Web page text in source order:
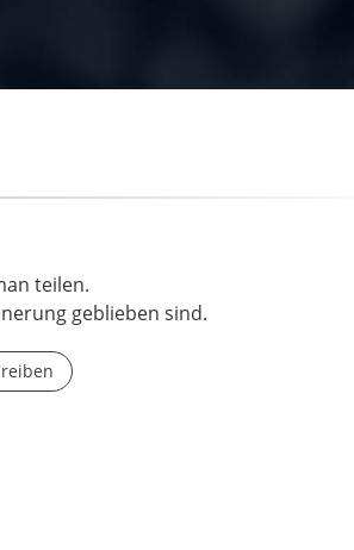
teilen.
geblieben sind.